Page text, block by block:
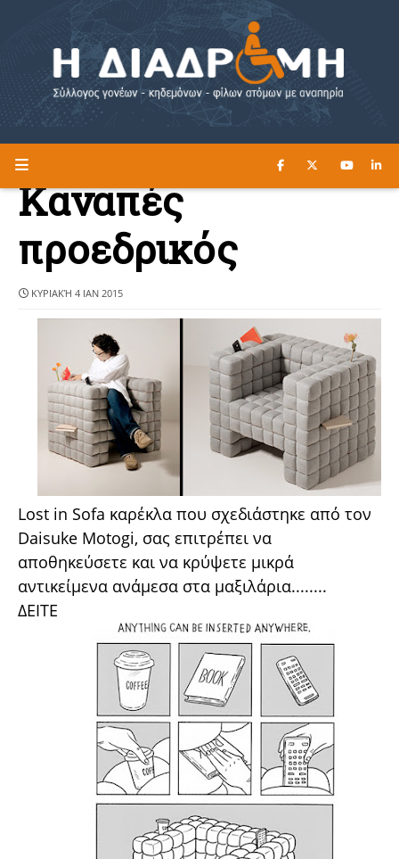
Η ΔΙΑΔΡΟΜΗ ΔΙΑΒΑΣΤΕ ΕΔΩ ►
Καναπές
προεδρικός
ΚΥΡΙΑΚΉ 4 ΙΑΝ 2015
Lost in Sofa καρέκλα που σχεδιάστηκε από τον
Daisuke Motogi, σας επιτρέπει να
αποθηκεύσετε και να κρύψετε μικρά
αντικείμενα ανάμεσα στα μαξιλάρια........
ΔΕΙΤΕ